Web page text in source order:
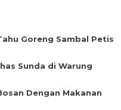
Goreng Sambal Petis
Sunda di Warung
Dengan Makanan